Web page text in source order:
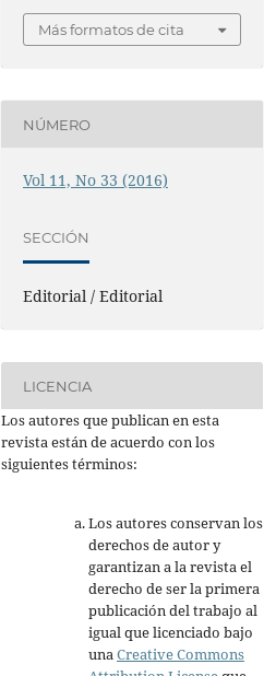
Más formatos de cita
NÚMERO
Vol 11, No 33 (2016)
SECCIÓN
Editorial / Editorial
LICENCIA
Los autores que publican en esta
revista están de acuerdo con los
siguientes términos:
Los autores conservan los
derechos de autor y
garantizan a la revista el
derecho de ser la primera
publicación del trabajo al
igual que licenciado bajo
una Creative Commons